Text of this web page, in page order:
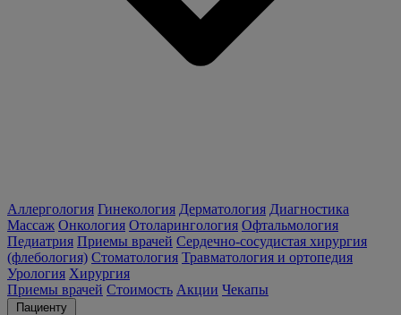
Аллергология Гинекология Дерматология Диагностика
Массаж Онкология Отоларингология Офтальмология
Педиатрия Приемы врачей Сердечно-сосудистая хирургия
(флебология) Стоматология Травматология и ортопедия
Урология Хирургия
Приемы врачей Стоимость Акции Чекапы
Пациенту